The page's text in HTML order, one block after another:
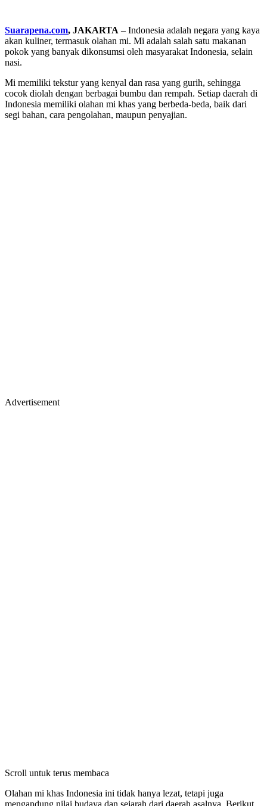
Suarapena.com, JAKARTA – Indonesia adalah negara yang kaya
akan kuliner, termasuk olahan mi. Mi adalah salah satu makanan
pokok yang banyak dikonsumsi oleh masyarakat Indonesia, selain
nasi.
Mi memiliki tekstur yang kenyal dan rasa yang gurih, sehingga
cocok diolah dengan berbagai bumbu dan rempah. Setiap daerah di
Indonesia memiliki olahan mi khas yang berbeda-beda, baik dari
segi bahan, cara pengolahan, maupun penyajian.
Advertisement
Scroll untuk terus membaca
Olahan mi khas Indonesia ini tidak hanya lezat, tetapi juga